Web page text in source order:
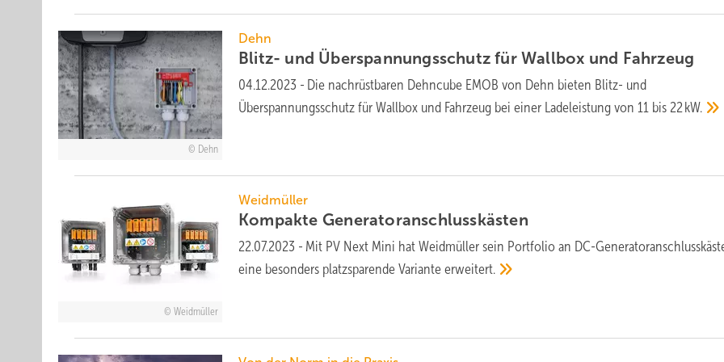
Dehn
Dehn
Blitz- und Überspannungsschutz für Wallbox und Fahrzeug
04.12.2023 - Die nachrüstbaren Dehncube EMOB von Dehn bieten Blitz- und
Überspannungsschutz für Wallbox und Fahrzeug bei einer Ladeleistung von 11 bis 22 kW.
Weidmüller
Weidmüller
Kompakte Generatoranschlusskästen
22.07.2023 - Mit PV Next Mini hat Weidmüller sein Portfolio an DC-
eine besonders platzsparende Varianteerweitert.